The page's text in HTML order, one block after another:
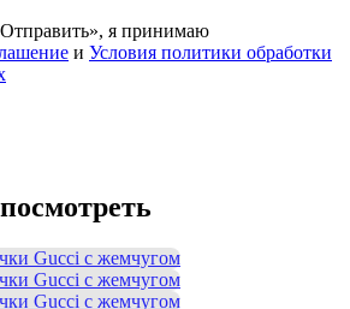
я принимаю
и Условия политики обработки